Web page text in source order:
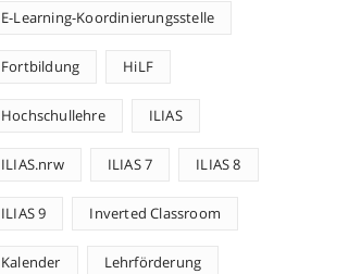
E-Learning-Koordinierungsstelle
Fortbildung HiLF
Hochschullehre ILIAS
ILIAS.nrw ILIAS 7 ILIAS 8
ILIAS 9 Inverted Classroom
Kalender Lehrförderung